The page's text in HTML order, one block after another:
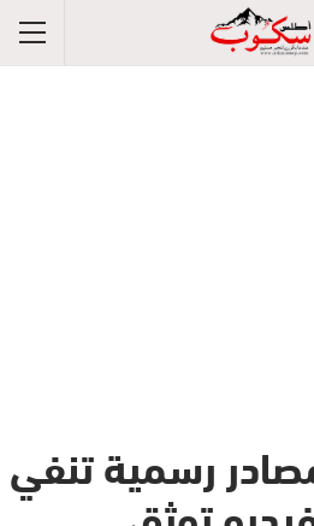
رسمية تنفي